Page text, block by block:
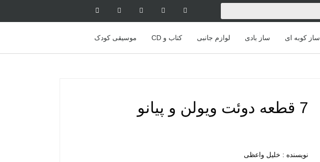
ساز کوبه ای ساز بادی لوازم جانبی کتاب و CD موسیقی کودک
7 قطعه دوئت ویولن و پیانو
نویسنده : خلیل واعظی